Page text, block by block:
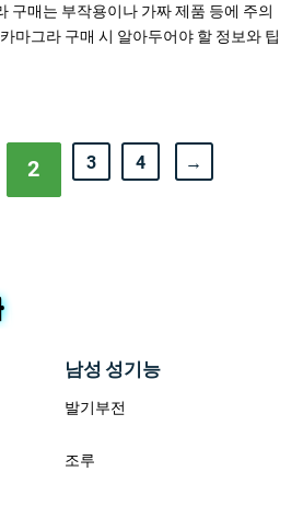
구매는 부작용이나 가짜 제품 등에 주의
마그라 구매 시 알아두어야 할 정보와 팁
2 3 4 →
남성 성기능
발기부전
조루